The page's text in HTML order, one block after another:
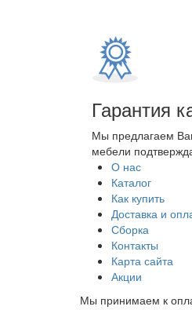
Гарантия
Мы предлагаем
мебели
О нас
Каталог
Как купить
Доставка и
Сборка
Контакты
Карта сайта
Акции
Мы принимаем к